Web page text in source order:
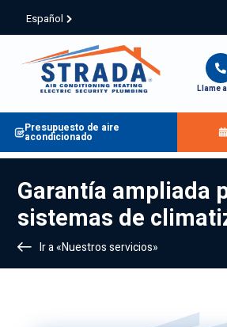
Español
Llame
Presupuesto de aire
acondicionado
Garantía ampliada
sistemas de
Ir a «Nuestros servicios»